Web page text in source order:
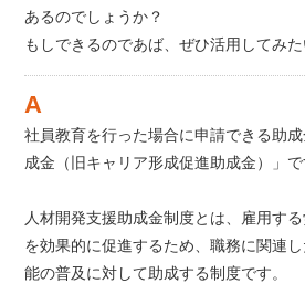
あるのでしょうか？
もしできるのであば、ぜひ活用してみた
社員教育を行った場合に申請できる助
成金（旧キャリア形成促進助成金）」で
人材開発支援助成金制度とは、雇用す
を効果的に促進するため、職務に関連
能の普及に対して助成する制度です。